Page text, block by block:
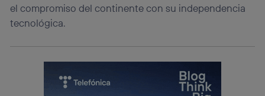
el compromiso del continente con su independencia
tecnológica.